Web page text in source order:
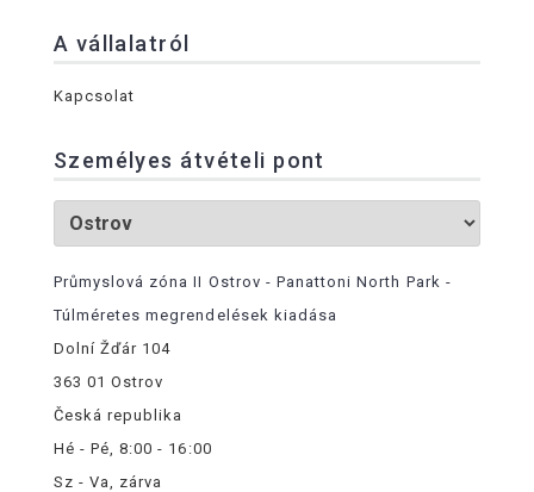
A vállalatról
Kapcsolat
Személyes átvételi pont
Průmyslová zóna II Ostrov - Panattoni North Park -
Túlméretes megrendelések kiadása
Dolní Žďár 104
363 01 Ostrov
Česká republika
Hé - Pé, 8:00 - 16:00
Sz - Va, zárva